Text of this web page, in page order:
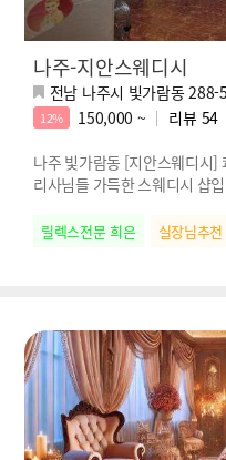
나주-지안스웨디시
전남 나주시 빛가람동 288-5
12% 150,000 ~ 리뷰 54
나주 빛가람동 [지안스웨디시]
리사님들 가득한 스웨디시 샵
릴렉스전문 희은 실장님추